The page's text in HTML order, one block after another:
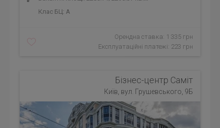
Клас БЦ: A
Орендна ставка: 1 335 грн
Експлуатаційні платежі: 223 грн
Бізнес-центр Саміт
Київ, вул. Грушевського, 9Б